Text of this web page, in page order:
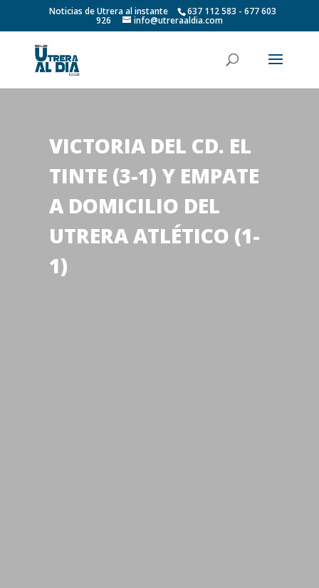
Noticias de Utrera al instante 637 112 583 - 677 603
926 info@utreraaldia.com
VICTORIA DEL CD. EL
TINTE (3-1) Y EMPATE
A DOMICILIO DEL
UTRERA ATLÉTICO (1-
1)